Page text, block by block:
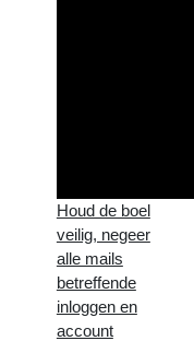
Houd de boel
veilig, negeer
alle mails
betreffende
inloggen en
account